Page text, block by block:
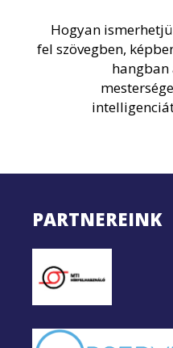
Hogyan
fel szövegben,
hangban
PARTNEREINK